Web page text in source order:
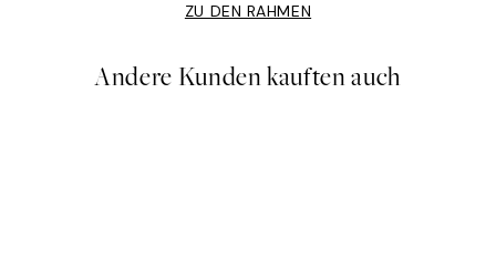
ZU DEN RAHMEN
Andere Kunden kauften auch